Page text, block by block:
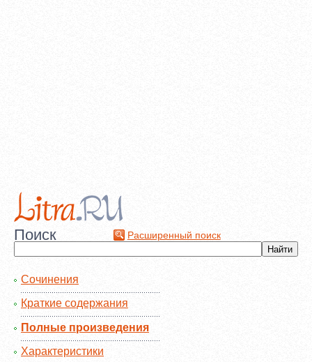
Поиск Расширенный поиск
Сочинения
Краткие содержания
Полные произведения
Характеристики